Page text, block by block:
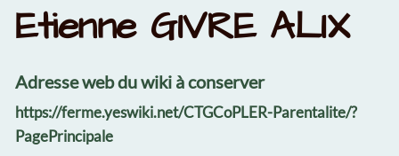
Etienne GIVRE ALIX
Adresse web du wiki à conserver
https://ferme.yeswiki.net/CTGCoPLER-Parentalite/?
PagePrincipale